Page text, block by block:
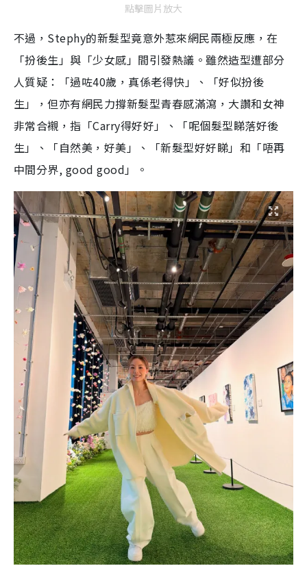
點擊圖片放大
不過，Stephy的新髮型竟意外惹來網民兩極反應，在
「扮後生」與「少女感」間引發熱議。雖然造型遭部分
人質疑：「過咗40歲，真係老得快」、「好似扮後
生」，但亦有網民力撐新髮型青春感滿瀉，大讚和女神
非常合襯，指「Carry得好好」、「呢個髮型睇落好後
生」、「自然美，好美」、「新髮型好好睇」和「唔再
中間分界, good good」。